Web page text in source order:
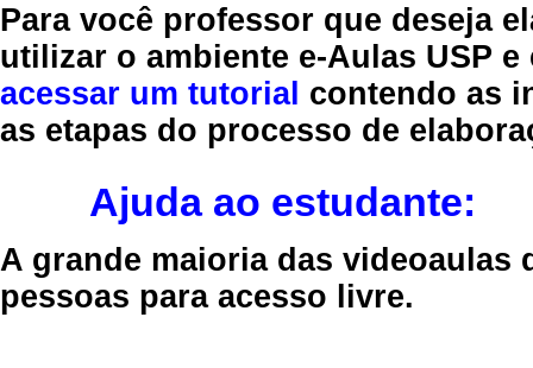
Para você professor que deseja
utilizar o ambiente e-Aulas USP
acessar um tutorial contendo as
as etapas do processo de
Ajuda ao estudante:
A grande maioria das videoaulas
pessoas para acesso livre.